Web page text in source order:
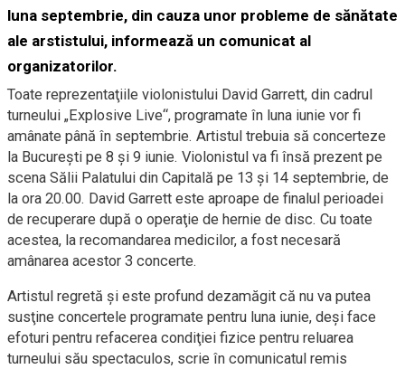
luna septembrie, din cauza unor probleme de sănătate
ale arstistului, informează un comunicat al
organizatorilor.
Toate reprezentaţiile violonistului David Garrett, din cadrul
turneului „Explosive Live“, programate în luna iunie vor fi
amânate până în septembrie. Artistul trebuia să concerteze
la Bucureşti pe 8 şi 9 iunie. Violonistul va fi însă prezent pe
scena Sălii Palatului din Capitală pe 13 şi 14 septembrie, de
la ora 20.00. David Garrett este aproape de finalul perioadei
de recuperare după o operaţie de hernie de disc. Cu toate
acestea, la recomandarea medicilor, a fost necesară
amânarea acestor 3 concerte.
Artistul regretă şi este profund dezamăgit că nu va putea
susţine concertele programate pentru luna iunie, deşi face
efoturi pentru refacerea condiţiei fizice pentru reluarea
turneului său spectaculos, scrie în comunicatul remis